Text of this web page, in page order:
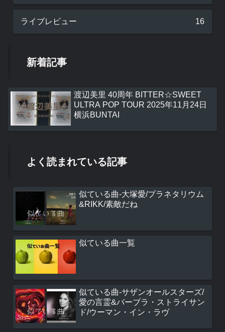
ライブレビュー 16
新着記事
渡辺美里 40周年 BITTER☆SWEET
ULTRA POP TOUR 2025年11月24日
横浜BUNTAI
よく読まれている記事
似ている曲-大塚愛/プラネタリウム
&RIKK/素敵だね
似ている曲一覧
似ている曲-サザンオールスターズ/
愛の言霊&バーブラ・ストライサン
ド/ウーマン・イン・ラヴ